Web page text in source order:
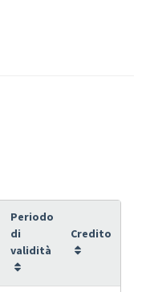
Periodo
di
validità
Credito